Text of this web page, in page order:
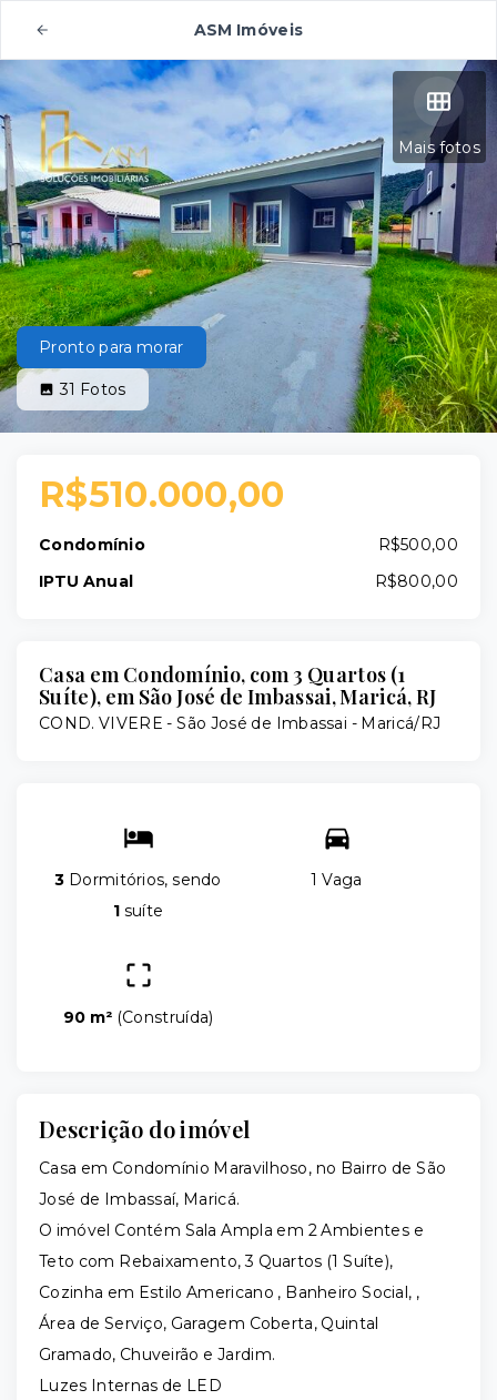
ASM Imóveis
Mais fotos
Pronto para morar
31 Fotos
R$510.000,00
Condomínio
R$500,00
IPTU Anual
R$800,00
Casa em Condomínio, com 3 Quartos (1
Suíte), em São José de Imbassai, Maricá, RJ
COND. VIVERE -São José de Imbassai - Maricá/RJ
3 Dormitórios, sendo
1 suíte
1 Vaga
90 m² (Construída)
Descrição do imóvel
Casa em Condomínio Maravilhoso, no Bairro de São
José de Imbassaí, Maricá.
O imóvel Contém Sala Ampla em 2 Ambientes e
Teto com Rebaixamento, 3 Quartos (1 Suíte),
Cozinha em Estilo Americano , Banheiro Social, ,
Área de Serviço, Garagem Coberta, Quintal
Gramado, Chuveirão e Jardim.
Luzes Internas de LED